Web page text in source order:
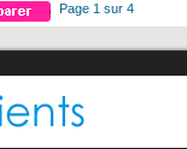
Page 1 sur 4